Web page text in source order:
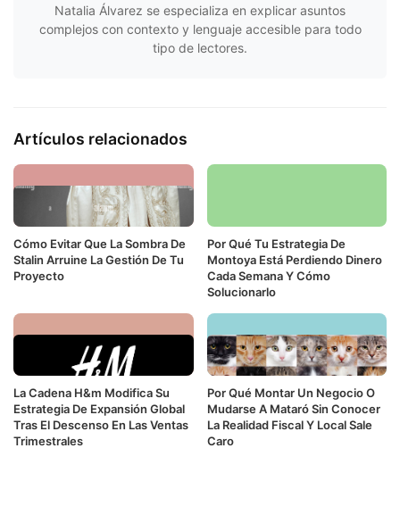
Natalia Álvarez se especializa en explicar asuntos
complejos con contexto y lenguaje accesible para todo
tipo de lectores.
Artículos relacionados
Cómo Evitar Que La Sombra De
Stalin Arruine La Gestión De Tu
Proyecto
Por Qué Tu Estrategia De
Montoya Está Perdiendo Dinero
Cada Semana Y Cómo
Solucionarlo
La Cadena H&m Modifica Su
Estrategia De Expansión Global
Tras El Descenso En Las Ventas
Trimestrales
Por Qué Montar Un Negocio O
Mudarse A Mataró Sin Conocer
La Realidad Fiscal Y Local Sale
Caro